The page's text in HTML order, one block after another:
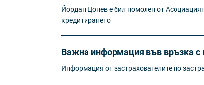
Йордан Цонев е бил помолен от
кредитирането
Важна информация във връзка с
Информация от застрахователите по